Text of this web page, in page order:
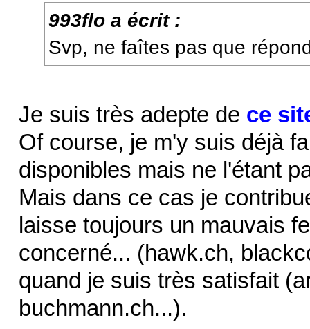
993flo a écrit :
Svp, ne faîtes pas que
Je suis très adepte de ce
Of course, je m'y suis déjà
disponibles mais ne l'étant
Mais dans ce cas je
laisse toujours un mauvais
concerné... (hawk.ch,
quand je suis très satisfait
buchmann.ch...).